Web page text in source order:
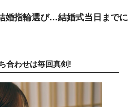
婚指輪選び…結婚式当日までに
合わせは毎回真剣!